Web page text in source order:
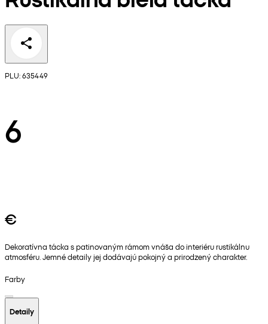
PLU: 635449
6
€
Dekoratívna tácka s patinovaným rámom vnáša do interiéru rustikálnu
atmosféru. Jemné detaily jej dodávajú pokojný a prirodzený charakter.
Farby
Detaily